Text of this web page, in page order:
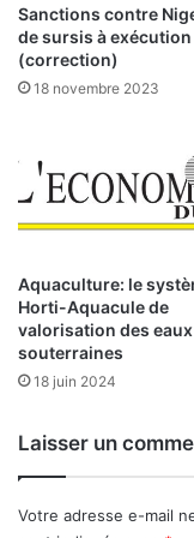
L
v
a
u
d
i
t
e
A
C
:
u
a
g
a
d
u
g
o
u
Sanctions contre
de sursis à exécution
(correction)
18 novembre 2023
Aquaculture: le
Horti-Aquacule de
valorisation des eaux
souterraines
18 juin 2024
Laisser un
Votre adresse e-mail